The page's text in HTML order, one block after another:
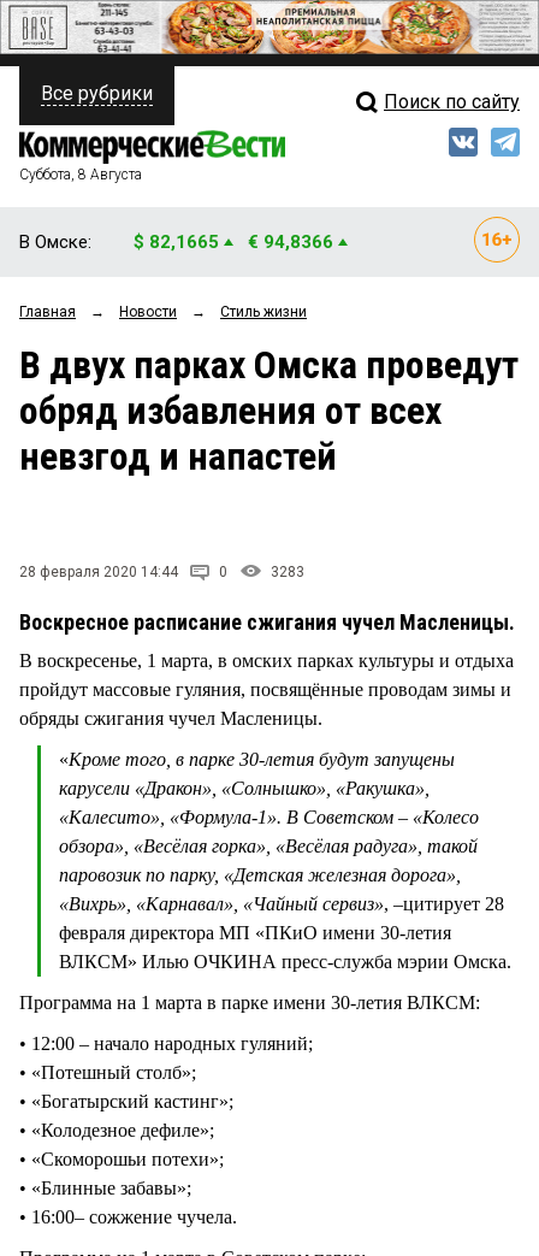
ПОЛИТИКА
ФИНАНСЫ
ОБЩЕСТВО
ЗАКОН
НОВОСТИ КОМПАНИЙ
Свежий выпуск
Рейтинги
Блоги
Архив
Все рубрики Поиск по сайту
Суббота, 8 Августа
В Омске: $ 82,1665 € 94,8366
Главная → Новости → Стиль жизни
В двух парках Омска проведут
обряд избавления от всех
невзгод и напастей
28 февраля 2020 14:44 0 3283
Воскресное расписание сжигания чучел Масленицы.
В воскресенье, 1 марта, в омских парках культуры и отдыха
пройдут массовые гуляния, посвящённые проводам зимы и
обряды сжигания чучел Масленицы.
«Кроме того, в парке 30-летия будут запущены
карусели «Дракон», «Солнышко», «Ракушка»,
«Калесито», «Формула-1». В Советском – «Колесо
обзора», «Весёлая горка», «Весёлая радуга», такой
паровозик по парку, «Детская железная дорога»,
«Вихрь», «Карнавал», «Чайный сервиз», –цитирует 28
февраля директора МП «ПКиО имени 30-летия
ВЛКСМ» Илью ОЧКИНА пресс-служба мэрии Омска.
Программа на 1 марта в парке имени 30-летия ВЛКСМ:
• 12:00 – начало народных гуляний;
• «Потешный столб»;
• «Богатырский кастинг»;
• «Колодезное дефиле»;
• «Скоморошьи потехи»;
• «Блинные забавы»;
• 16:00– сожжение чучела.